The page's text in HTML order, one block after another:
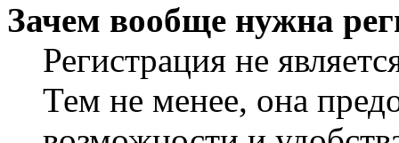
Зачем вообще нужна
Регистрация не
Тем не менее, она